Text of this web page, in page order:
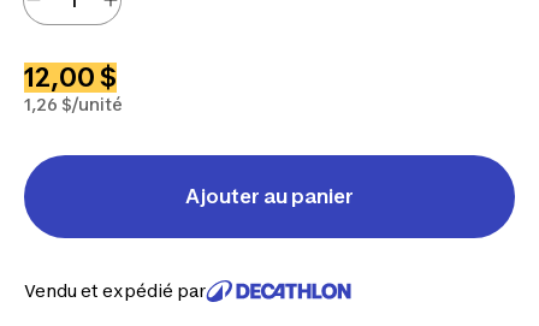
12,00 $
1,26 $/unité
Ajouter au panier
Vendu et expédié par